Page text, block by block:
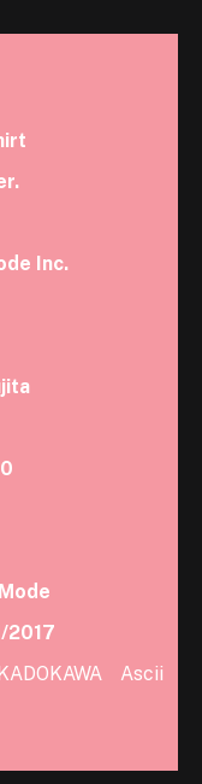
Inc.
2017
Ascii